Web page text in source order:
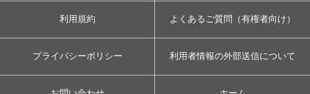
利用規約 よくあるご質問（有権者向け）
プライバシーポリシー 利用者情報の外部送信について